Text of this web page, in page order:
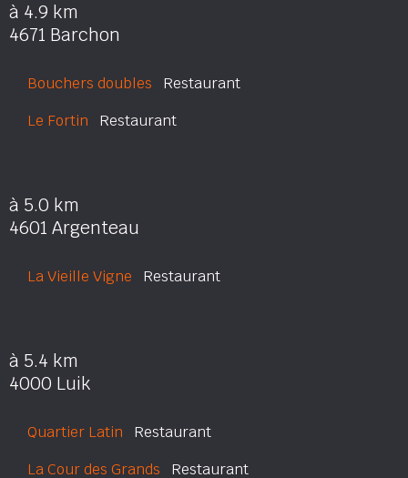
à 4.9 km
4671 Barchon
Bouchers doubles Restaurant
Le Fortin Restaurant
à 5.0 km
4601 Argenteau
La Vieille Vigne Restaurant
à 5.4 km
4000 Luik
Quartier Latin Restaurant
La Cour des Grands Restaurant